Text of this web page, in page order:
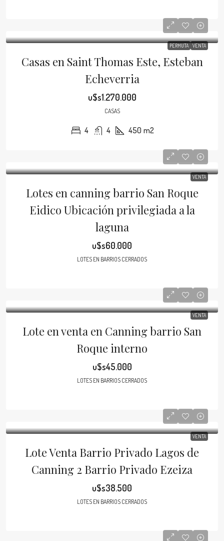
PERMUTA VENTA
Casas en Saint Thomas Este, Esteban
Echeverria
u$s1.270.000
CASAS
4 4 450 m2
VENTA
Lotes en canning barrio San Roque
Eidico Ubicación privilegiada a la
laguna
u$s60.000
LOTES EN BARRIOS CERRADOS
VENTA
Lote en venta en Canning barrio San
Roque interno
u$s45.000
LOTES EN BARRIOS CERRADOS
VENTA
Lote Venta Barrio Privado Lagos de
Canning 2 Barrio Privado Ezeiza
u$s38.500
LOTES EN BARRIOS CERRADOS